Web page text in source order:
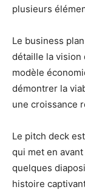
plusieurs
Le business
détaille la vision
modèle
démontrer la
une croissance
Le pitch deck
qui met en
quelques
histoire